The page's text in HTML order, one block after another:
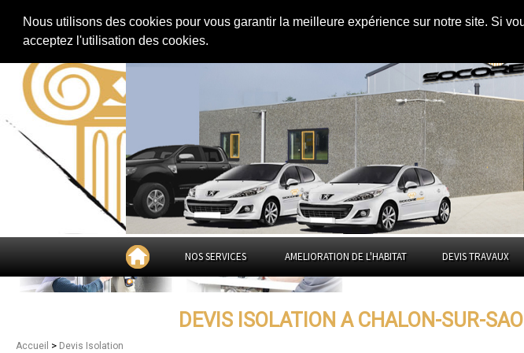
Nous utilisons des cookies pour vous garantir la meilleure expérience sur notre site. Si
acceptez l'utilisation des cookies.Devis Isolation àChalon-sur-Saône
NOS SERVICES AMELIORATION DE L'HABITAT DEVIS TRAVAUX
DEVIS ISOLATION A CHALON-SUR-
Accueil > Devis Isolation